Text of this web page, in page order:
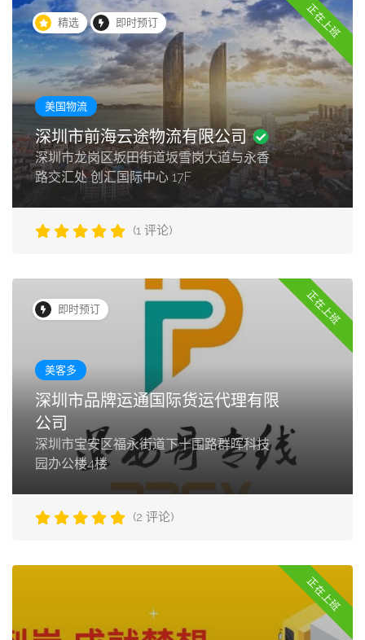
精选 即时预订 正在上班
美国物流
深圳市前海云途物流有限公司
深圳市龙岗区坂田街道坂雪岗大道与永香
路交汇处 创汇国际中心 17F
(1 评论)
即时预订 正在上班
美客多
深圳市品牌运通国际货运代理有限
公司
深圳市宝安区福永街道下十围路群晖科技
园办公楼4楼
(2 评论)
正在上班